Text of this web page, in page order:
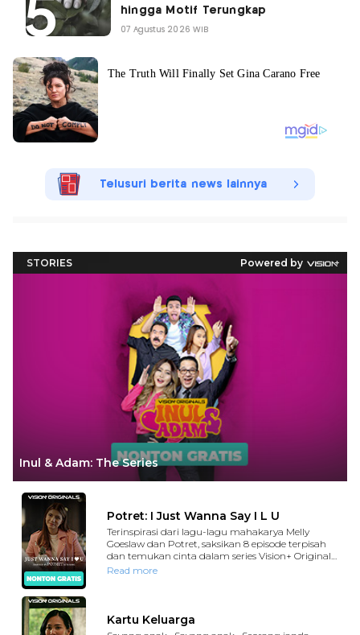
hingga Motif Terungkap
07 Agustus 2026 WIB
Telusuri berita news lainnya